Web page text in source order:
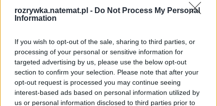
rozrywka.natemat.pl - Do Not Process My Personal
Information
If you wish to opt-out of the sale, sharing to third parties, or
processing of your personal or sensitive information for
targeted advertising by us, please use the below opt-out
section to confirm your selection. Please note that after your
opt-out request is processed you may continue seeing
interest-based ads based on personal information utilized by
us or personal information disclosed to third parties prior to
Kadr z serialu "Dexter: New Blood" (2021-2022)
Nazwa miejscowości słusznie brzmi lekko
nieprzystępnie: spowita śniegiem, leśna mieścinka, w
której wszyscy wszystko o sobie wiedzą, ma swoje
wady i zalety. Zaletą może być fakt, że jeśli tak jak